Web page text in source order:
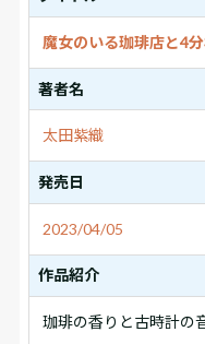
魔女のいる珈琲店と4
著者名
太田紫織
発売日
2023/04/05
作品紹介
珈琲の香りと古時計の